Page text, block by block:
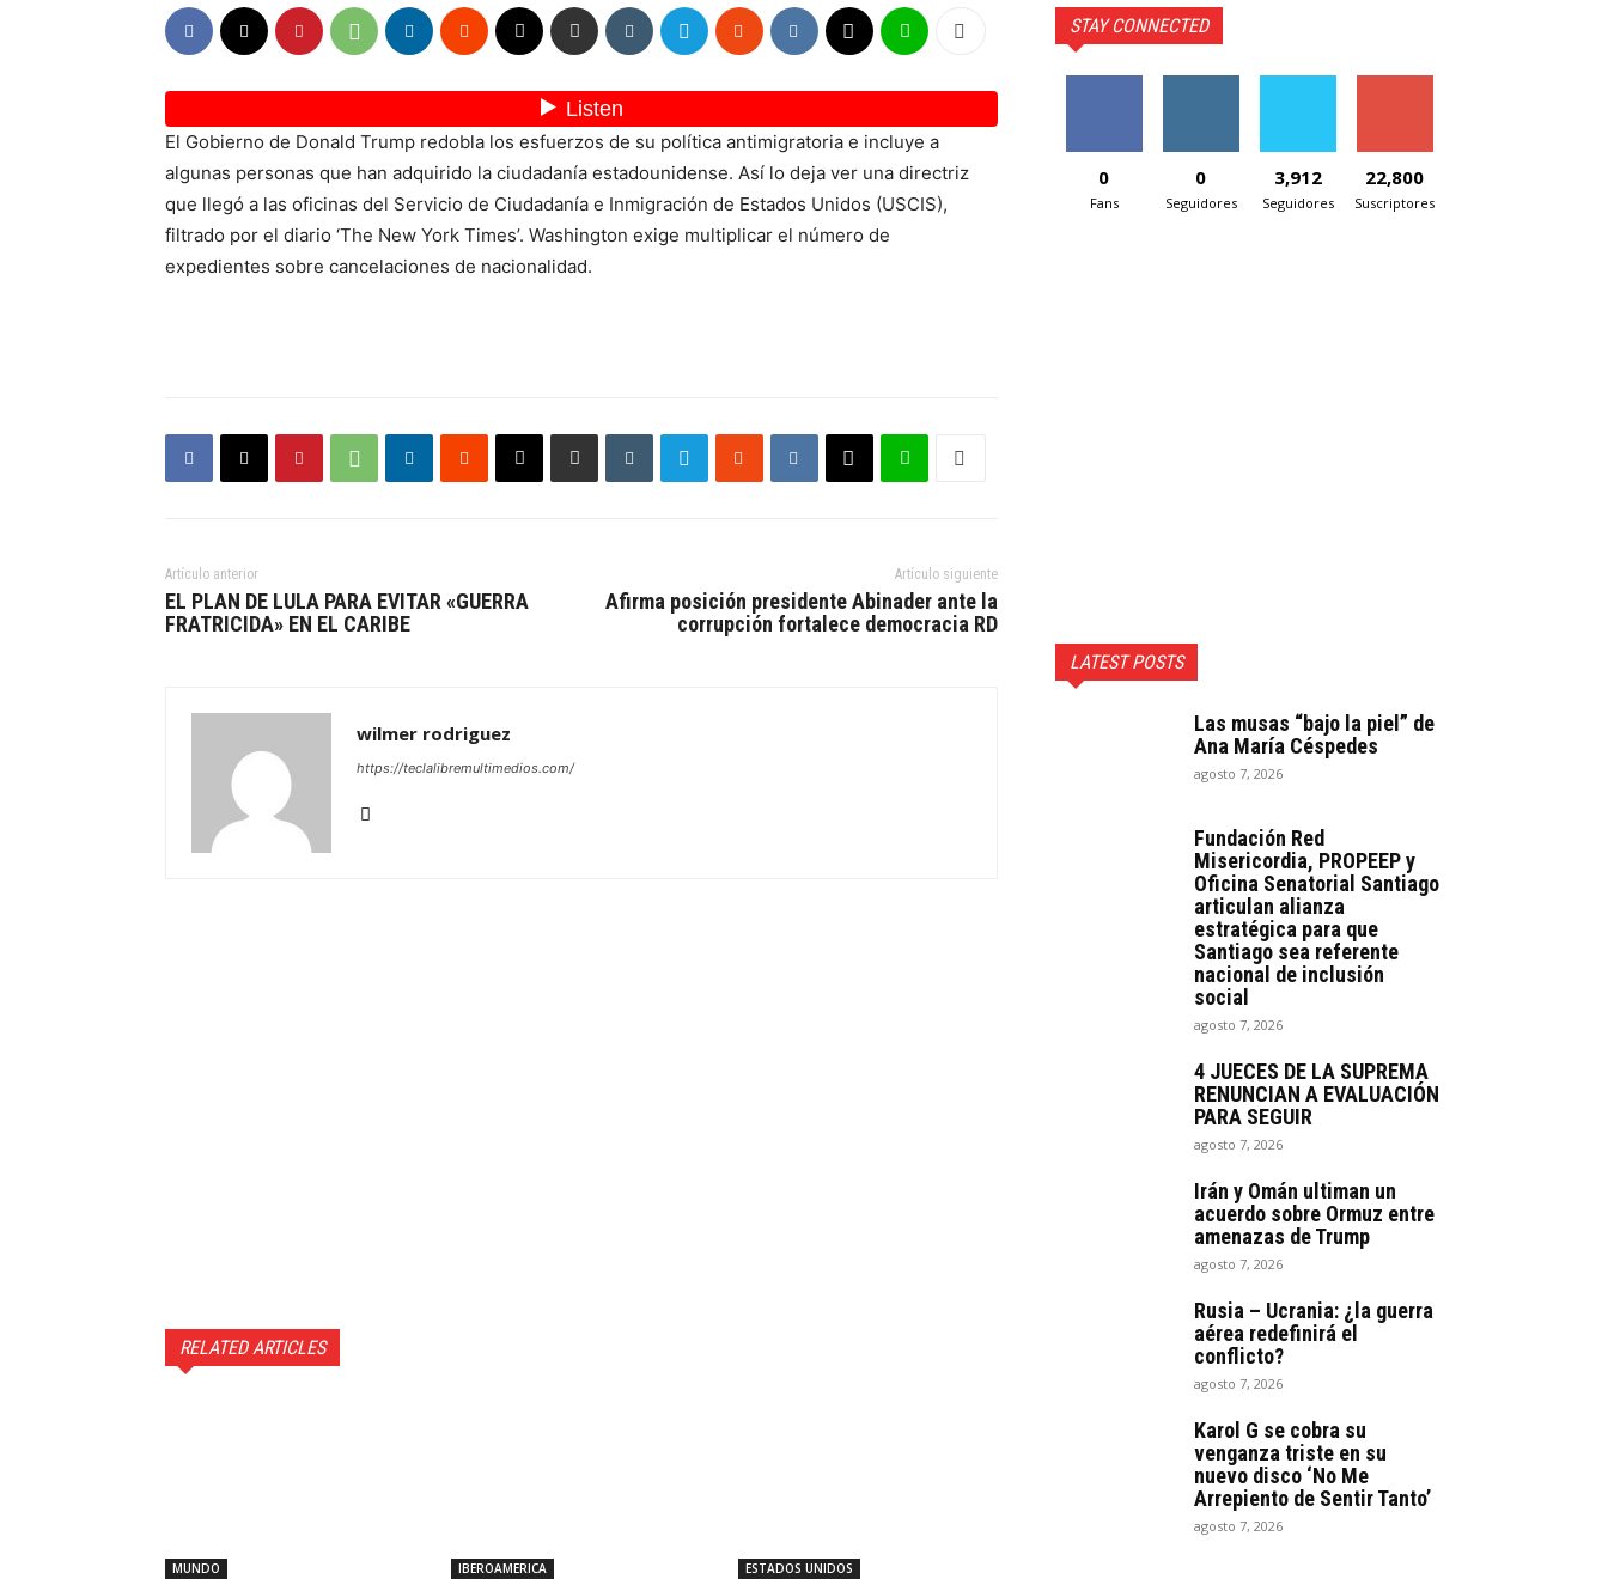
El Gobierno de Donald Trump redobla los esfuerzos de su política antimigratoria e incluye a
algunas personas que han adquirido la ciudadanía estadounidense. Así lo deja ver una directriz
que llegó a las oficinas del Servicio de Ciudadanía e Inmigración de Estados Unidos (USCIS),
filtrado por el diario ‘The New York Times’. Washington exige multiplicar el número de
expedientes sobre cancelaciones de nacionalidad.
Artículo anterior
EL PLAN DE LULA PARA EVITAR «GUERRA
FRATRICIDA» EN EL CARIBE
Artículo siguiente
Afirma posición presidente Abinader ante la
corrupción fortalece democracia RD
wilmer rodriguez
https://teclalibremultimedios.com/
RELATED ARTICLES
MUNDO IBEROAMERICA ESTADOS UNIDOS
STAY CONNECTED
0
Fans
0
Seguidores
3,912
Seguidores
22,800
Suscriptores
LATEST POSTS
Las musas “bajo la piel” de
Ana María Céspedes
agosto 7, 2026
Fundación Red
Misericordia, PROPEEP y
Oficina Senatorial Santiago
articulan alianza
estratégica para que
Santiago sea referente
nacional de inclusión
social
agosto 7, 2026
4 JUECES DE LA SUPREMA
RENUNCIAN A EVALUACIÓN
PARA SEGUIR
agosto 7, 2026
Irán y Omán ultiman un
acuerdo sobre Ormuz entre
amenazas de Trump
agosto 7, 2026
Rusia – Ucrania: ¿la guerra
aérea redefinirá el
conflicto?
agosto 7, 2026
Karol G se cobra su
venganza triste en su
nuevo disco ‘No Me
Arrepiento de Sentir Tanto’
agosto 7, 2026